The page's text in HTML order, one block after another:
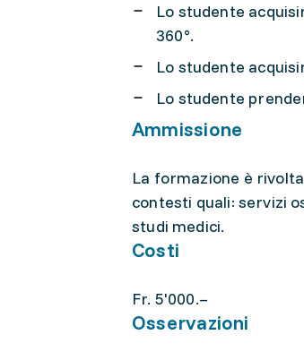
Lo studente
360°.
Lo studente
Lo studente
Ammissione
La formazione è
contesti quali: servizi
studi medici.
Costi
Fr. 5'000.–
Osservazioni